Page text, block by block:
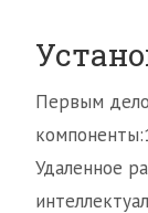
Первым
Удаленное